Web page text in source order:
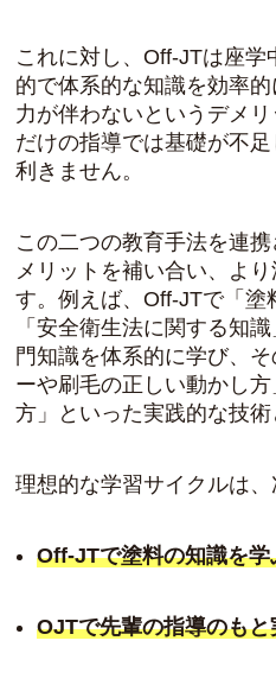
これに対し、Off-JTは座学
的で体系的な知識を効率
力が伴わないというデメ
だけの指導では基礎が不
利きません。
この二つの教育手法を連
メリットを補い合い、よ
す。例えば、Off-JTで「塗
「安全衛生法に関する知
門知識を体系的に学び、
ーや刷毛の正しい動かし
方」といった実践的な技術
理想的な学習サイクルは、
Off-JTで塗料の知識を学
OJTで先輩の指導のも